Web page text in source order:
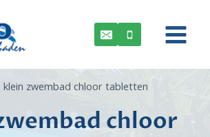
klein zwembad chloor tabletten
chloor